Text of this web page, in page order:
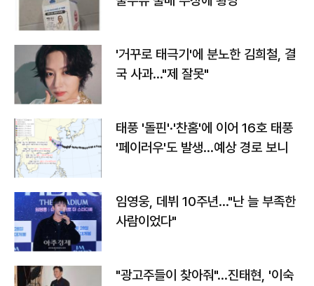
'거꾸로 태극기'에 분노한 김희철, 결
국 사과…"제 잘못"
태풍 '돌핀'·'찬홈'에 이어 16호 태풍
'페이러우'도 발생…예상 경로 보니
임영웅, 데뷔 10주년…"난 늘 부족한
사람이었다"
"광고주들이 찾아줘"…진태현, '이숙